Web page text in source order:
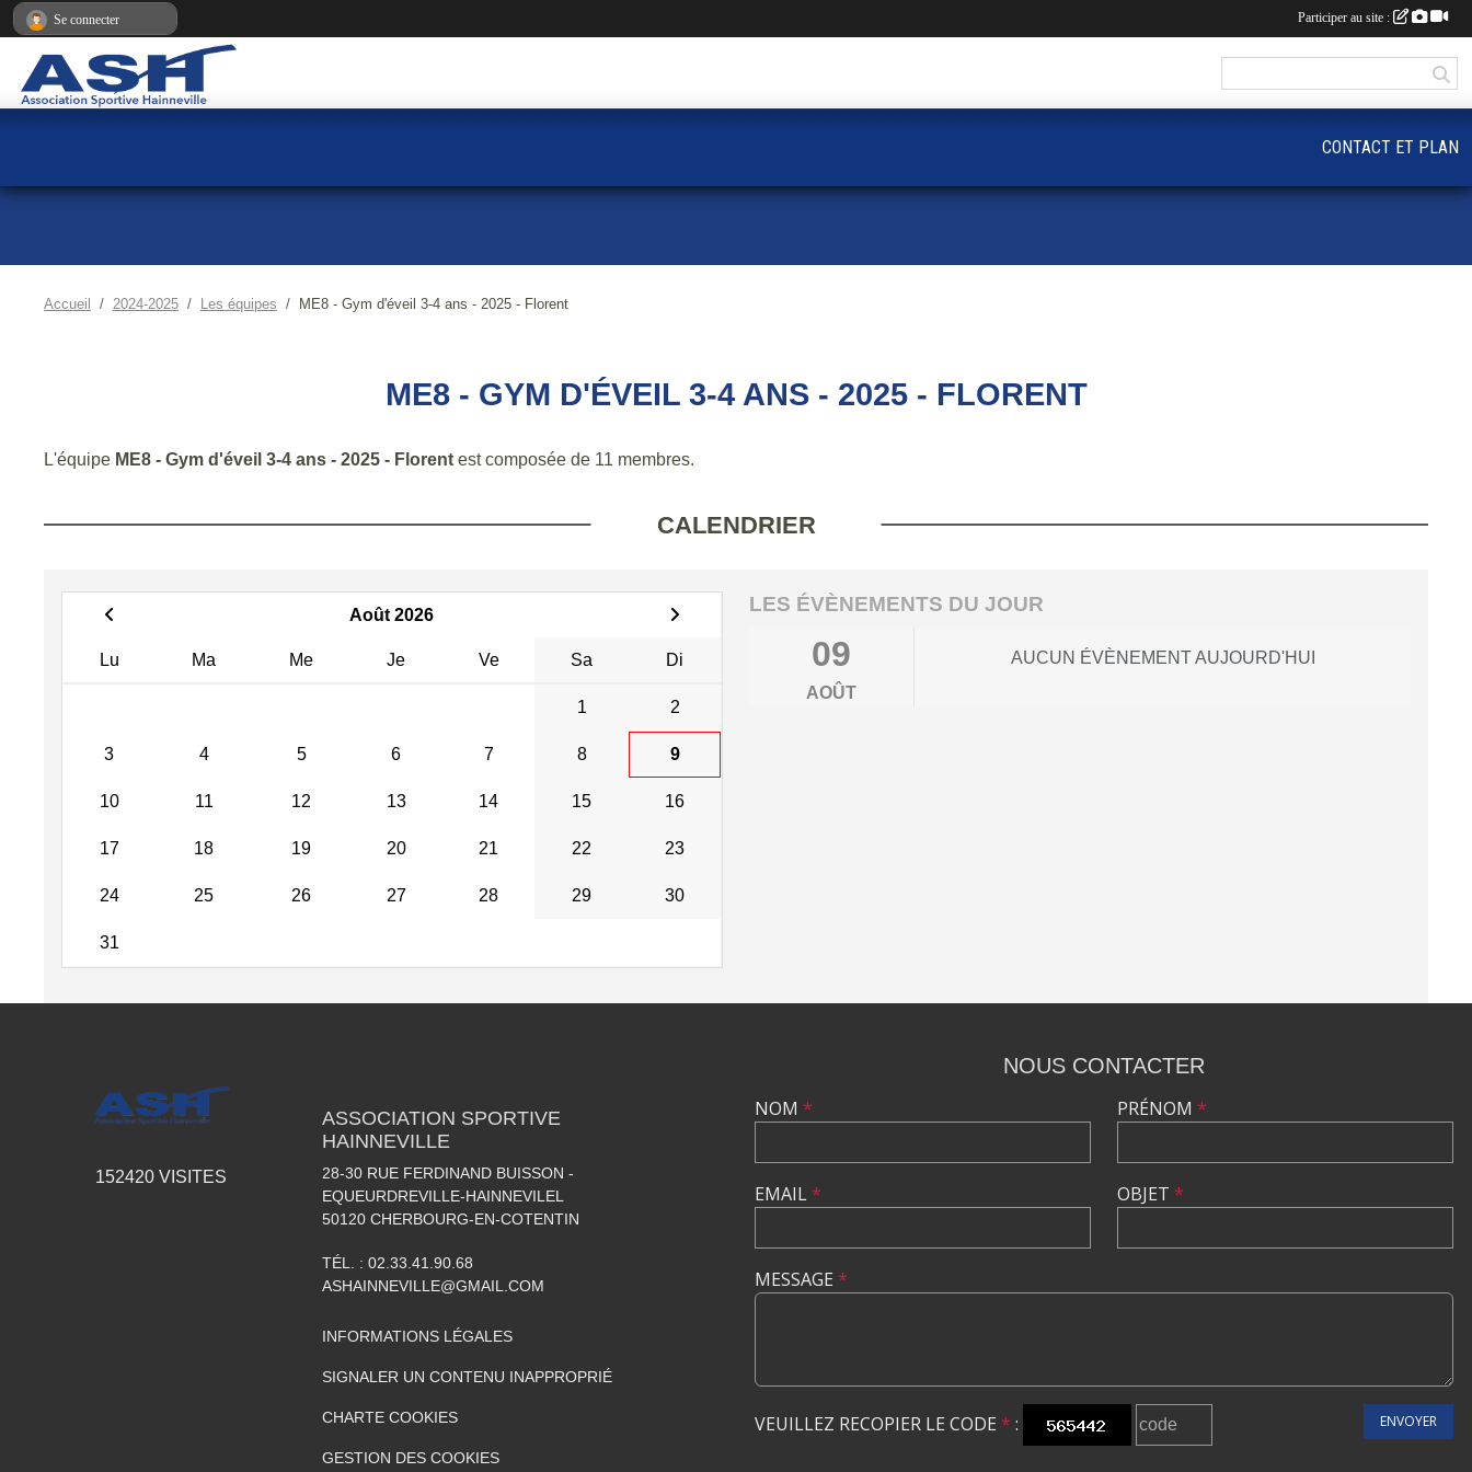
Accueil 2024-2025 Les équipes ME8 - Gym d'éveil 3-4 ans - 2025 - Florent
ME8 - GYM D'ÉVEIL 3-4 ANS - 2025 - FLORENT
L'équipe ME8 - Gym d'éveil 3-4 ans - 2025 - Florent est composée de 11 membres.
CALENDRIER
Août 2026
Lu Ma Me Je Ve Sa Di
1 2
3 4 5 6 7 8 9
10 11 12 13 14 15 16
17 18 19 20 21 22 23
24 25 26 27 28 29 30
31
LES ÉVÈNEMENTS DU JOUR
09
AOÛT
AUCUN ÉVÈNEMENT AUJOURD'HUI
CONTACT ET PLAN
152420 VISITES
ASSOCIATION SPORTIVE
HAINNEVILLE
28-30 RUE FERDINAND BUISSON -
EQUEURDREVILLE-HAINNEVILEL
50120 CHERBOURG-EN-COTENTIN
TÉL. : 02.33.41.90.68
ASHAINNEVILLE@GMAIL.COM
INFORMATIONS LÉGALES
SIGNALER UN CONTENU INAPPROPRIÉ
CHARTE COOKIES
GESTION DES COOKIES
NOUS CONTACTER
NOM *
EMAIL*
PRÉNOM *
OBJET *
MESSAGE *
VEUILLEZ RECOPIER LE CODE * : ENVOYER
Se connecter Participer au site :
Panneau de gestion des cookies